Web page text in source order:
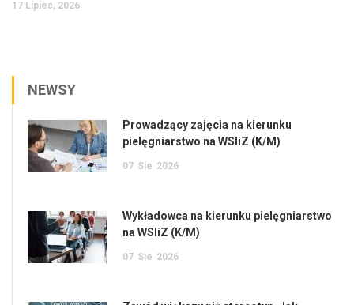
17 Lipiec, 2026
NEWSY
Prowadzący zajęcia na kierunku
pielęgniarstwo na WSIiZ (K/M)
07 Sie 2026
Wykładowca na kierunku pielęgniarstwo
na WSIiZ (K/M)
07 Sie 2026